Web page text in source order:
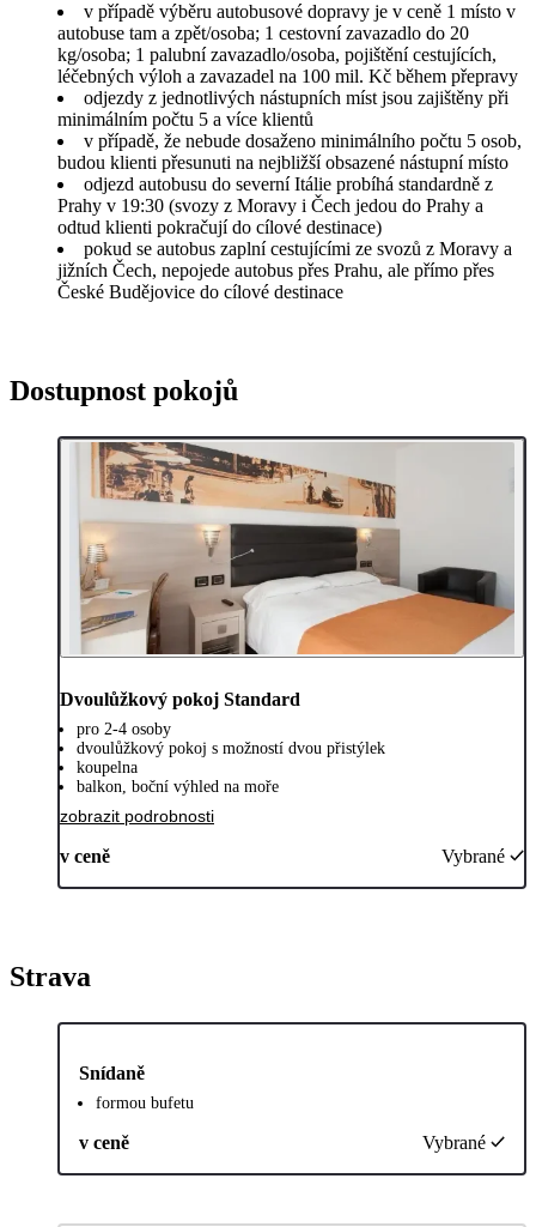
v případě výběru autobusové dopravy je v ceně 1 místo v
autobuse tam a zpět/osoba; 1 cestovní zavazadlo do 20
kg/osoba; 1 palubní zavazadlo/osoba, pojištění cestujících,
léčebných výloh a zavazadel na 100 mil. Kč během přepravy
odjezdy z jednotlivých nástupních míst jsou zajištěny při
minimálním počtu 5 a více klientů
v případě, že nebude dosaženo minimálního počtu 5 osob,
budou klienti přesunuti na nejbližší obsazené nástupní místo
odjezd autobusu do severní Itálie probíhá standardně z
Prahy v 19:30 (svozy z Moravy i Čech jedou do Prahy a
odtud klienti pokračují do cílové destinace)
pokud se autobus zaplní cestujícími ze svozů z Moravy a
jižních Čech, nepojede autobus přes Prahu, ale přímo přes
České Budějovice do cílové destinace
Dostupnost pokojů
Dvoulůžkový pokoj Standard
pro 2-4 osoby
dvoulůžkový pokoj s možností dvou přistýlek
koupelna
balkon, boční výhled na moře
zobrazit podrobnosti
v ceně Vybrané
Strava
Snídaně
formou bufetu
v ceně Vybrané